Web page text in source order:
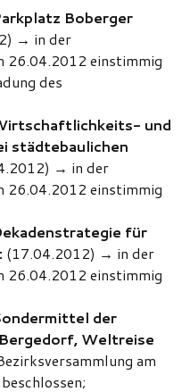
Boberger
→ in der
26.04.2012 einstimmig
des
und
städtebaulichen
→ in der
26.04.2012 einstimmig
für
(17.04.2012) → in der
26.04.2012 einstimmig
der
Weltreise
am